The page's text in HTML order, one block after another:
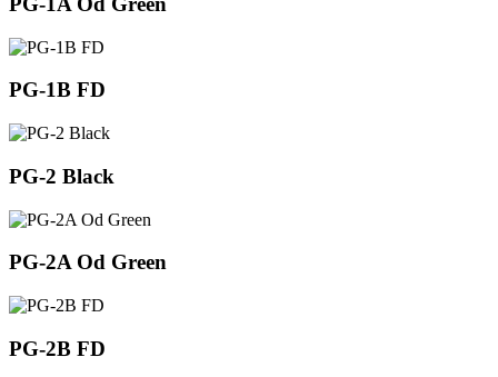
PG-1B FD
PG-2 Black
PG-2A Od Green
PG-2B FD